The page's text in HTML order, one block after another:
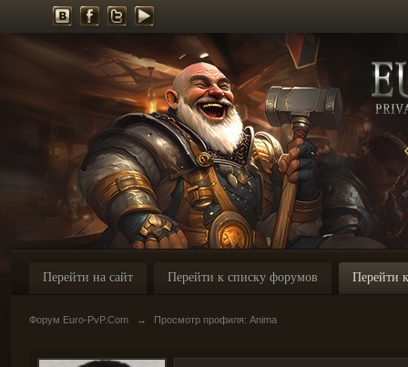
Перейти на сайт Перейти к списку форумов Перейти
Форум Euro-PvP.Com → Просмотр профиля: Anima